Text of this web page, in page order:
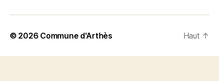
© 2026 Commune d'Arthès Haut ↑